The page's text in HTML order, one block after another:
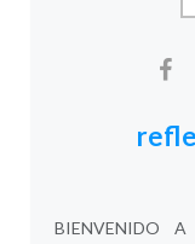
BIENVENIDO